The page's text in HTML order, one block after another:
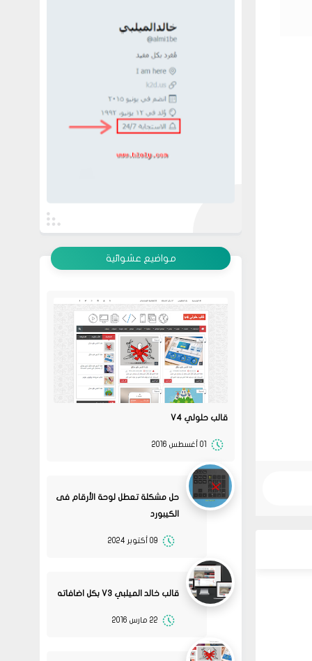
مواضيع عشوائية
قالب حلولي V4
01 أغسطس 2016
حل مشكلة تعطل لوحة الأرقام فى
الكيبورد
09 أكتوبر 2024
قالب خالد الميلبي V3 بكل اضافاته
22 مارس 2016
02 2022